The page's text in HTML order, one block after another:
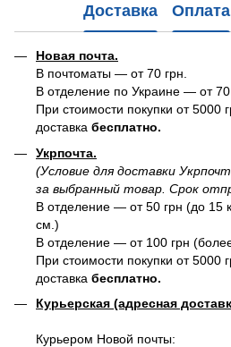
Доставка Оплата
Новая почта.
В почтоматы — от 70 грн.
В отделение по Украине — от 70
При стоимости покупки от 5000
доставка бесплатно.
Укрпочта.
(Условие для доставки
за выбранный товар. Срок
В отделение — от 50 грн (до 15
см.)
В отделение — от 100 грн
При стоимости покупки от 5000
доставка бесплатно.
Курьерская (адресная
Курьером Новой почты: